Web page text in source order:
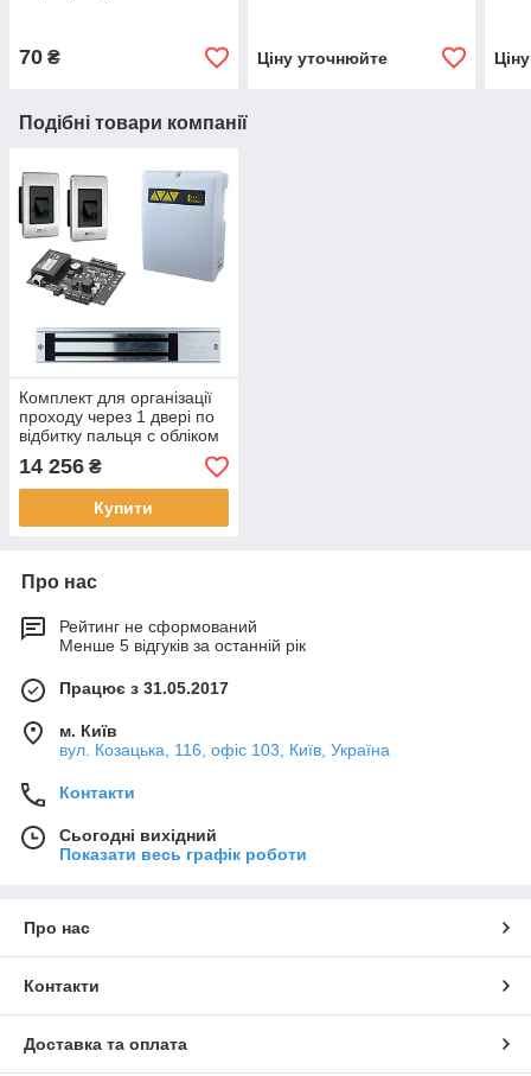
70 ₴ Ціну уточнюйте
Подібні товари компанії
Комплект для організації
проходу через 1 двері по
відбитку пальця c обліком
14 256 ₴
Купити
Про нас
Рейтинг не сформований
Менше 5 відгуків за останній рік
Працює з 31.05.2017
м. Київ
вул. Козацька, 116, офіс 103, Київ, Україна
Контакти
Сьогодні вихідний
Показати весь графік роботи
Про нас
Контакти
Доставка та оплата